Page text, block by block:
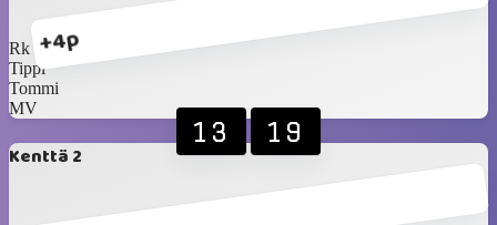
+4p
Rk
Tippi
Tommi
MV
Kenttä 2
13 19